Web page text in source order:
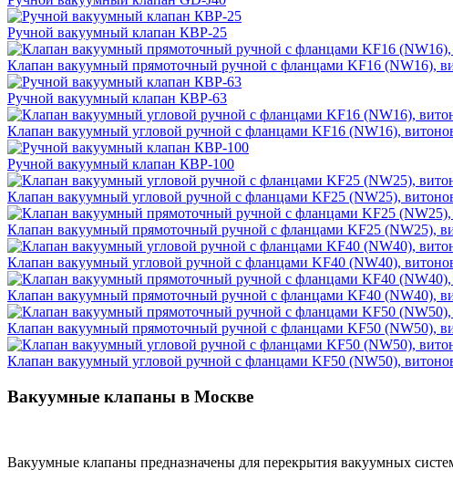
Ручной вакуумный клапан КВP-25
Клапан вакуумный прямоточный ручной с фланцами KF16 (NW16),
Ручной вакуумный клапан КВP-63
Клапан вакуумный угловой ручной с фланцами KF16 (NW16),
Ручной вакуумный клапан КВP-100
Клапан вакуумный угловой ручной с фланцами KF25 (NW25),
Клапан вакуумный прямоточный ручной с фланцами KF25 (NW25),
Клапан вакуумный угловой ручной с фланцами KF40 (NW40),
Клапан вакуумный прямоточный ручной с фланцами KF40 (NW40),
Клапан вакуумный прямоточный ручной с фланцами KF50 (NW50),
Клапан вакуумный угловой ручной с фланцами KF50 (NW50),
Вакуумные клапаны в Москве
Вакуумные клапаны предназначены для перекрытия вакуумных